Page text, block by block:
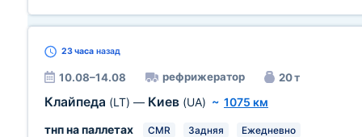
23 часа назад
10.08–14.08 рефрижератор 20 т
Клайпеда (LT) — Киев (UA) ~ 1075 км
тнп на паллетах
CMR Задняя Ежедневно